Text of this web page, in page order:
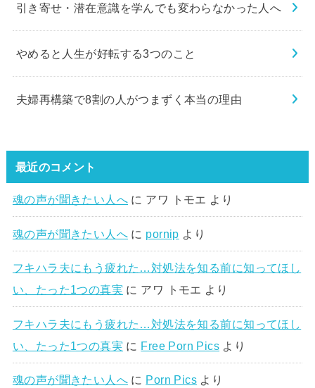
引き寄せ・潜在意識を学んでも変わらなかった人へ
やめると人生が好転する3つのこと
夫婦再構築で8割の人がつまずく本当の理由
最近のコメント
魂の声が聞きたい人へ に アワ トモエ より
魂の声が聞きたい人へ に pornip より
フキハラ夫にもう疲れた…対処法を知る前に知ってほし
い、たった1つの真実 に アワ トモエ より
フキハラ夫にもう疲れた…対処法を知る前に知ってほし
い、たった1つの真実 に Free Porn Pics より
魂の声が聞きたい人へ に Porn Pics より